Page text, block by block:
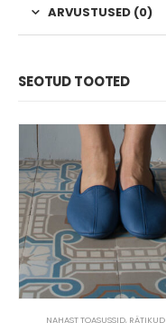
ARVUSTUSED (0)
SEOTUD TOOTED
NAHAST TOASUSSID, RÄTIKUD